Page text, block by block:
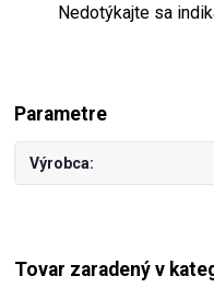
Nedotýkajte sa
Parametre
Výrobca
Tovar zaradený v